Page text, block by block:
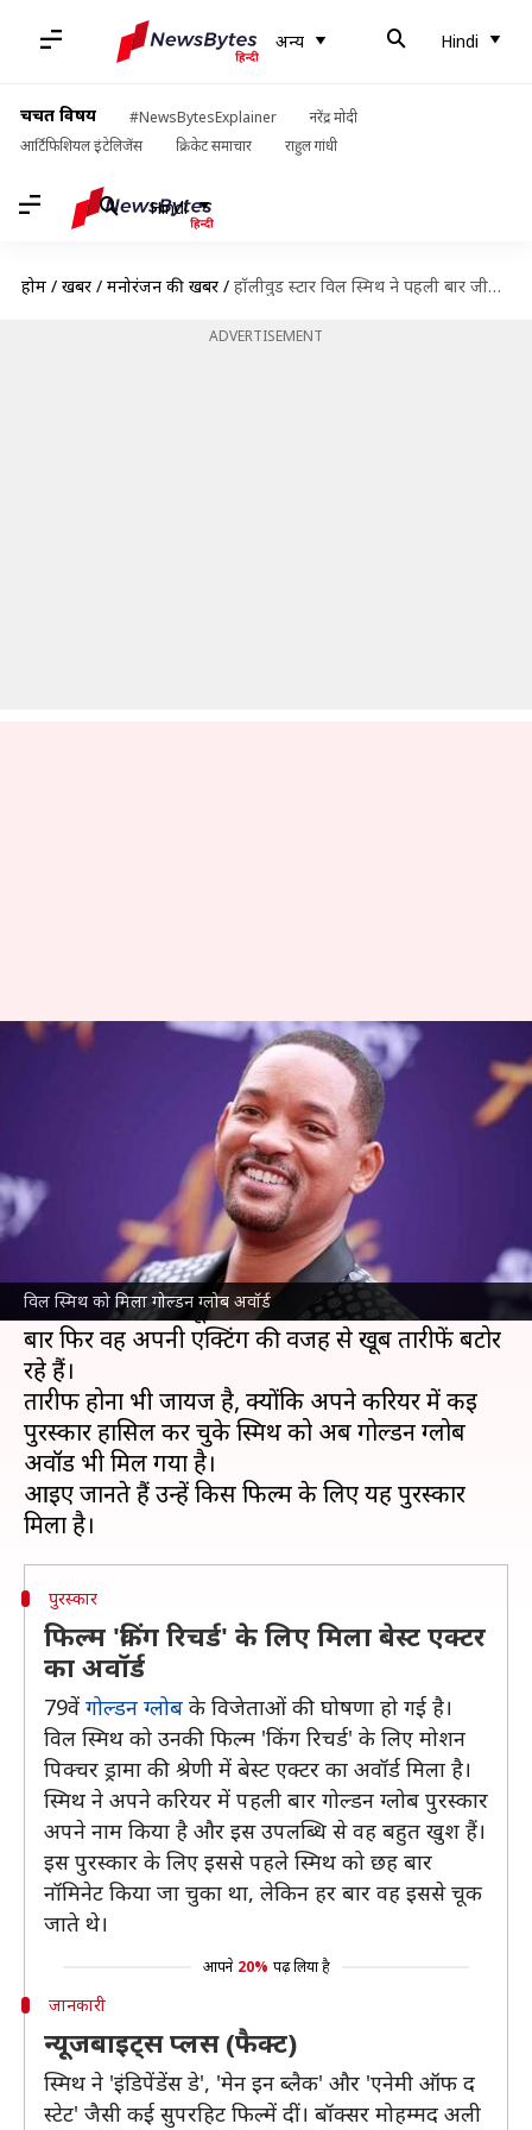
अन्य Hindi
चर्चित विषय #NewsBytesExplainer
नरेंद्र मोदी
आर्टिफिशियल इंटेलिजेंस
क्रिकेट समाचार राहुल गांधी
Hindi
होम / खबरें / मनोरंजन की खबरें / हॉलीवुड स्टार विल स्मिथ ने पहली बार जीता गोल्डन ग्लोब अवॉर्ड
ADVERTISEMENT
विल स्मिथ को मिला गोल्डन ग्लोब अवॉर्ड
हॉलीवुड स्टार विल स्मिथ ने पहली बार
जीता गोल्डन ग्लोब अवॉर्ड
05:39 pm
क्या है खबर?
के जाने-माने अभिनेताविल स्मिथएक बार फिर
चर्चा में हैं। उन्होंने हमेशा अपने रैप और शानदार अभिनय
के चलते दर्शकों से खूब वाहवाही बटोरी है और अब एक
बार फिर वह अपनी एक्टिंग की वजह से खूब तारीफें बटोर
रहे हैं।
तारीफ होना भी जायज है, क्योंकि अपने करियर में कई
पुरस्कार हासिल कर चुके स्मिथ को अब गोल्डन ग्लोब
अवॉर्ड भी मिल गया है।
आइए जानते हैं उन्हें किस फिल्म के लिए यह पुरस्कार
पुरस्कार
फिल्म 'किंग रिचर्ड' के लिए मिला बेस्ट एक्टर
का अवॉर्ड
79वें गोल्डन ग्लोब के विजेताओं की घोषणा हो गई है।
विल स्मिथ को उनकी फिल्म 'किंग रिचर्ड' के लिए मोशन
पिक्चर ड्रामा की श्रेणी में बेस्ट एक्टर का अवॉर्ड मिला है।
स्मिथ ने अपने करियर में पहली बार गोल्डन ग्लोब पुरस्कार
अपने नाम किया है और इस उपलब्धि से वह बहुत खुश हैं।
इस पुरस्कार के लिए इससे पहले स्मिथ को छह बार
नॉमिनेट किया जा चुका था, लेकिन हर बार वह इससे चूक
जाते थे।
आपने 20% पढ़ लिया है
जानकारी
न्यूजबाइट्स प्लस (फैक्ट)
स्मिथ ने 'इंडिपेंडेंस डे', 'मेन इन ब्लैक' और 'एनेमी ऑफ द
स्टेट' जैसी कई सुपरहिट फिल्में दीं। बॉक्सर मोहम्मद अली